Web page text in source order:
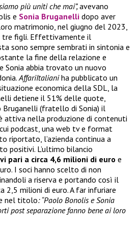
più uniti che mai”,avevano
e Sonia Bruganelli dopo aver
matrimonio, nel giugno del 2023,
tre figli. Effettivamente il
sono sempre sembrati in sintonia e
la fine della relazione e
abbia trovato un nuovo
AffariItalianiha pubblicato un
economica della SDL, la
detiene il 51% delle quote,
Bruganelli (fratello di Sonia) il
attiva nella produzione di contenuti
podcast, una web tv e format
riportato, l’azienda continua a
positivi. L’ultimo bilancio
pari a circa 4,6 milioni di euro e
I soci hanno scelto di non
a riserva e portando così il
2,5 milioni di euro. A far infuriare
nel titolo: “Paolo Bonolis e Sonia
post separazione fanno bene ai loro